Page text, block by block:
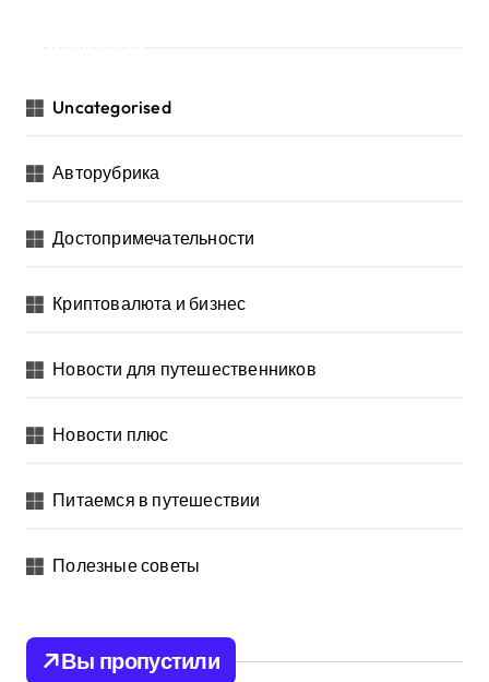
Uncategorised
Авторубрика
Достопримечательности
Криптовалюта и бизнес
Новости для путешественников
Новости плюс
Питаемся в путешествии
Полезные советы
Вы пропустили